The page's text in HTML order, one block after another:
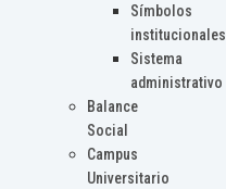
Símbolos
institucionales
Sistema
administrativo
Balance
Social
Campus
Universitario